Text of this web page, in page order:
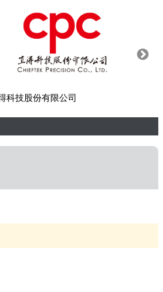
科技股份有限公司